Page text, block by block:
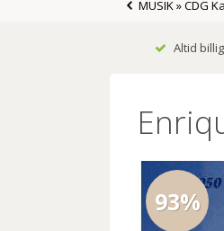
MUSIK»CDG
Altid
93%